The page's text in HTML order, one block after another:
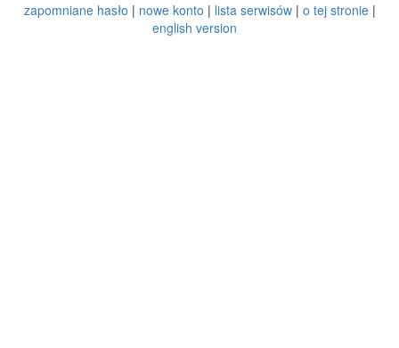
zapomniane hasło | nowe konto | lista serwisów| o tej stronie|
english version